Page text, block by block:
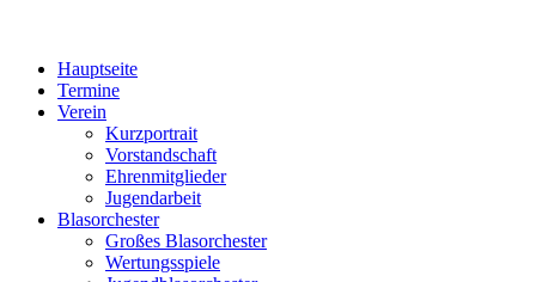
Hauptseite
Termine
Verein
Kurzportrait
Vorstandschaft
Ehrenmitglieder
Jugendarbeit
Blasorchester
Großes Blasorchester
Wertungsspiele